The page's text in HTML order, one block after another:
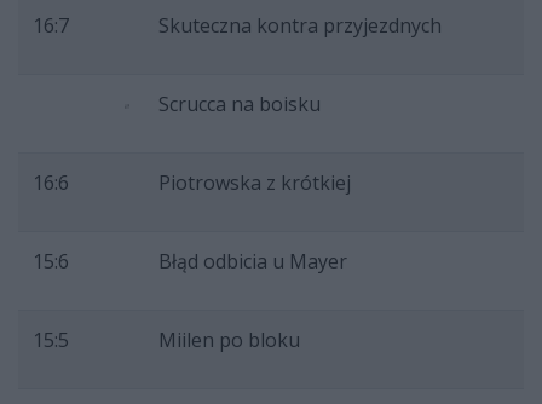
16:7 Skuteczna kontra przyjezdnych
Scrucca na boisku
16:6 Piotrowska z krótkiej
15:6 Błąd odbicia u Mayer
15:5 Miilen po bloku